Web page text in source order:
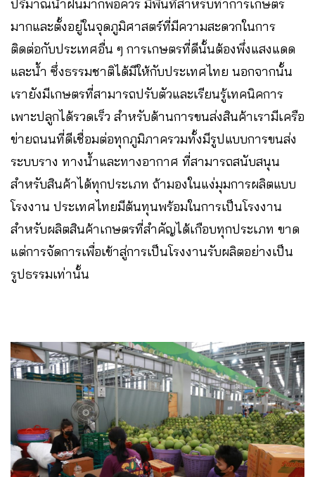
ปริมาณน้ำฝนมากพอควร มีพื้นที่สำหรับทำการเกษตร
มากและตั้งอยู่ในจุดภูมิศาสตร์ที่มีความสะดวกในการ
ติดต่อกับประเทศอื่น ๆ การเกษตรที่ดีนั้นต้องพึ่งแสงแดด
และน้ำ ซึ่งธรรมชาติได้มีให้กับประเทศไทย นอกจากนั้น
เรายังมีเกษตรที่สามารถปรับตัวและเรียนรู้เทคนิคการ
เพาะปลูกได้รวดเร็ว สำหรับด้านการขนส่งสินค้าเรามีเครือ
ข่ายถนนที่ดีเชื่อมต่อทุกภูมิภาครวมทั้งมีรูปแบบการขนส่ง
ระบบราง ทางน้ำและทางอากาศ ที่สามารถสนับสนุน
สำหรับสินค้าได้ทุกประเภท ถ้ามองในแง่มุมการผลิตแบบ
โรงงาน ประเทศไทยมีต้นทุนพร้อมในการเป็นโรงงาน
สำหรับผลิตสินค้าเกษตรที่สำคัญได้เกือบทุกประเภท ขาด
แต่การจัดการเพื่อเข้าสู่การเป็นโรงงานรับผลิตอย่างเป็น
รูปธรรมเท่านั้น